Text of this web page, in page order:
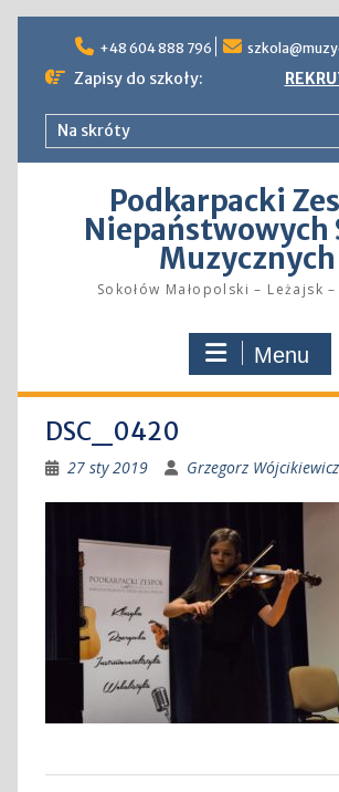
content
+48 604 888 796
Zapisy do szkoły:
Na skróty
Podkarpacki
Niepaństwowych
Muzycznych
Sokołów Małopolski – Leżajsk –
Menu
DSC_0420
27 sty 2019 Grzegorz Wójcikiewicz